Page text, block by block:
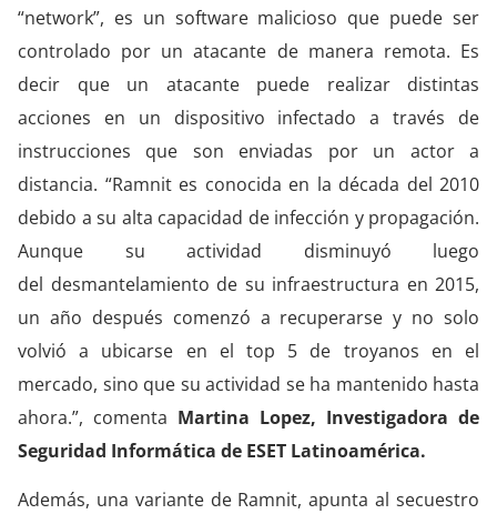
“network”, es un software malicioso que puede ser
controlado por un atacante de manera remota. Es
decir que un atacante puede realizar distintas
acciones en un dispositivo infectado a través de
instrucciones que son enviadas por un actor a
distancia. “Ramnit es conocida en la década del 2010
debido a su alta capacidad de infección y propagación.
Aunque su actividad disminuyó luego
del desmantelamiento de su infraestructura en 2015,
un año después comenzó a recuperarse y no solo
volvió a ubicarse en el top 5 de troyanos en el
mercado, sino que su actividad se ha mantenido hasta
ahora.”, comenta Martina Lopez, Investigadora de
Seguridad Informática de ESET Latinoamérica.
Además, una variante de Ramnit, apunta al secuestro